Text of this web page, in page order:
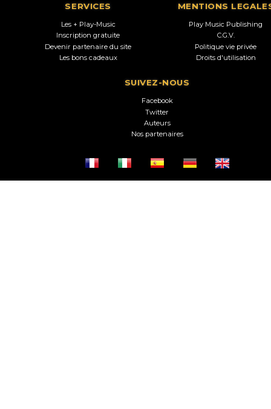
SERVICES
Les + Play-Music
Inscription gratuite
Devenir partenaire du site
Les bons cadeaux
MENTIONS
Play Music Publishing
C.G.V.
Politique vie privée
Droits d'utilisation
SUIVEZ-NOUS
Facebook
Twitter
Auteurs
Nos partenaires